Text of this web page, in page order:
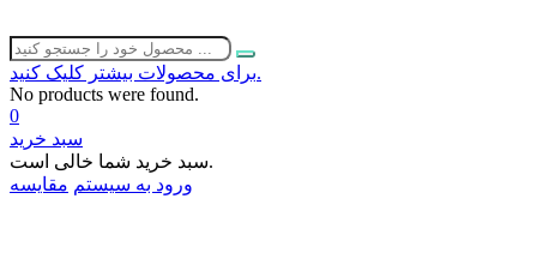
برای محصولات بیشتر کلیک کنید.
No products were found.
0
سبد خرید
سبد خرید شما خالی است.
ورود به سیستم مقایسه